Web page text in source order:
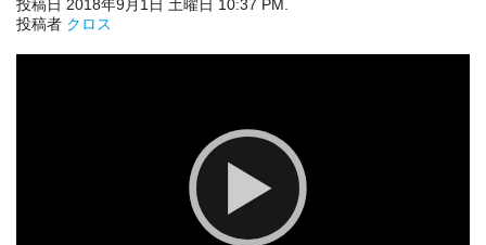
投稿日 2018年9月1日 土曜日 10:37 PM.
投稿者 クロス